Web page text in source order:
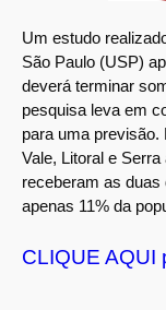
Um estudo
São Paulo (USP)
deverá terminar
pesquisa leva em
para uma
Vale, Litoral e
receberam as
apenas 11% da
CLIQUE AQUI